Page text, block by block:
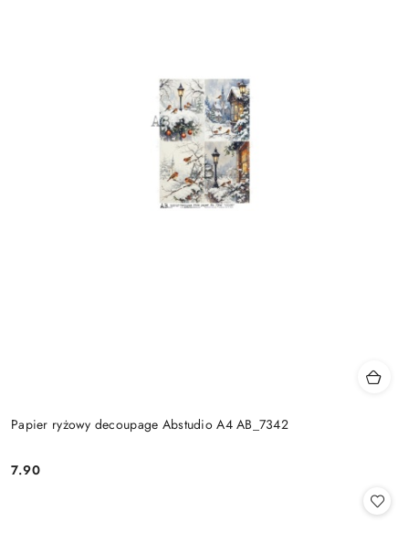
Papier ryżowy decoupage Abstudio A4 AB_7342
Cena:
7.90